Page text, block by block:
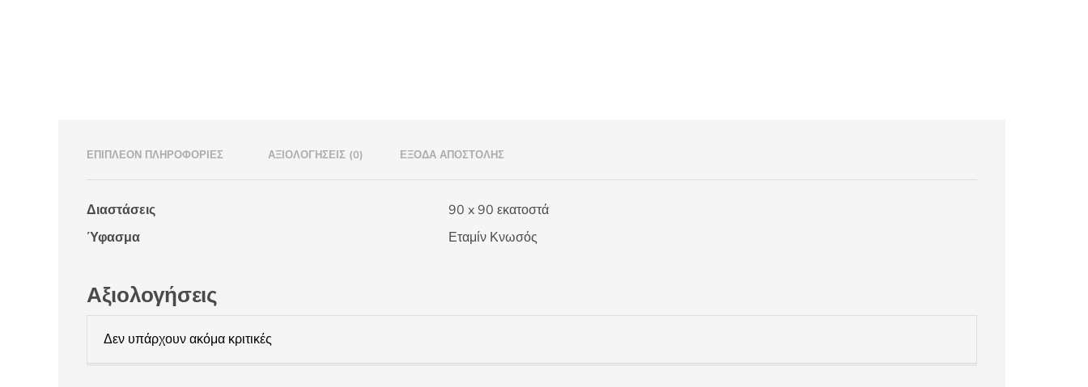
ΕΠΙΠΛΈΟΝ ΠΛΗΡΟΦΟΡΊΕΣ ΑΞΙΟΛΟΓΉΣΕΙΣ (0) ΈΞΟΔΑ ΑΠΟΣΤΟΛΉΣ
Διαστάσεις
90 x 90 εκατοστά
Ύφασμα
Εταμίν Κνωσός
Αξιολογήσεις
Δεν υπάρχουν ακόμα κριτικές